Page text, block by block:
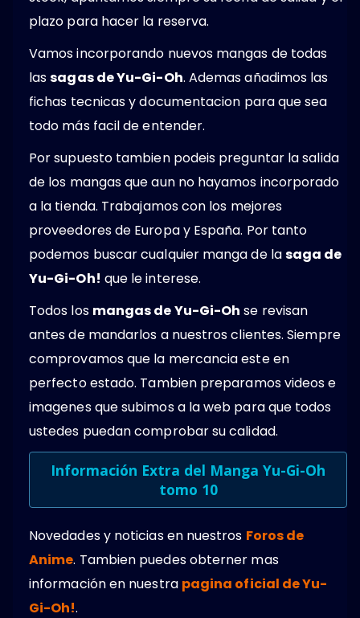
plazo para hacer la reserva.
Vamos incorporando nuevos mangas de todas
lassagas de Yu-Gi-Oh. Ademas añadimos las
fichas tecnicas y documentacion para que sea
todo más facil de entender.
Por supuesto tambien podeis preguntar la salida
de los mangas que aun no hayamos incorporado
a la tienda. Trabajamos con los mejores
proveedores de Europa y España. Por tanto
podemos buscar cualquier manga de lasaga de
Yu-Gi-Oh! que le interese.
Todos los mangas de Yu-Gi-Oh se revisan
antes de mandarlos a nuestros clientes. Siempre
comprovamos que la mercancia este en
perfecto estado. Tambien preparamos videos e
imagenes que subimos a la web para que todos
ustedes puedan comprobar su calidad.
Información Extra del Manga Yu-Gi-Oh
tomo 10
Novedades y noticias en nuestros Foros de
Anime. Tambien puedes obterner mas
información en nuestra pagina oficial de Yu-
Gi-Oh!.